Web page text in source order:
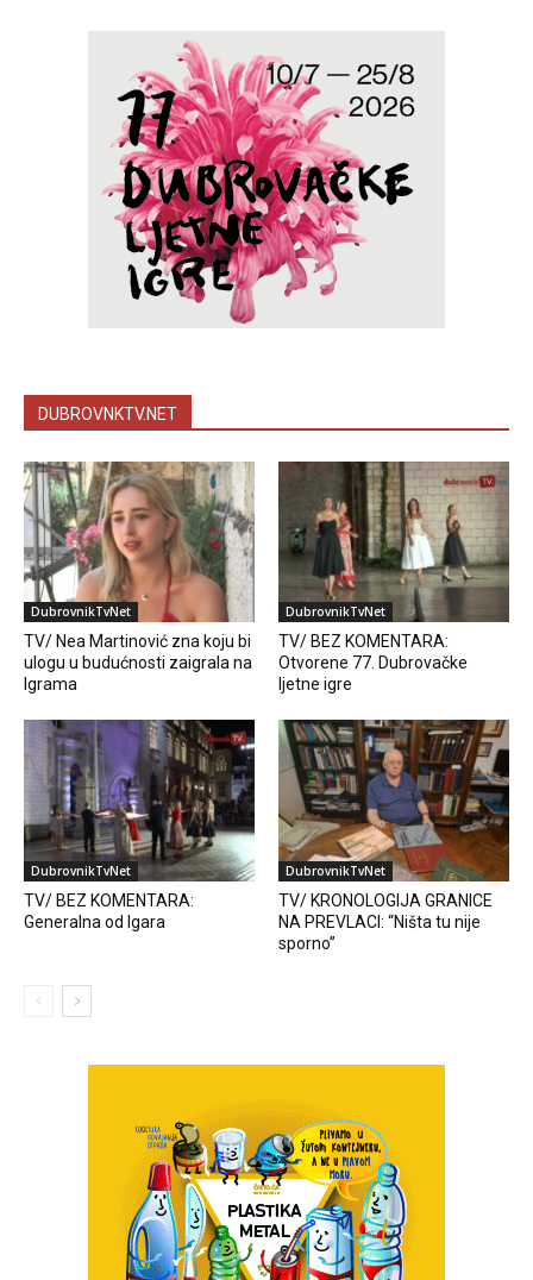
DUBROVNKTV.NET
DubrovnikTvNet
TV/ Nea Martinović zna koju bi
ulogu u budućnosti zaigrala na
Igrama
DubrovnikTvNet
TV/ BEZ KOMENTARA:
Otvorene 77. Dubrovačke
ljetne igre
DubrovnikTvNet
TV/ BEZ KOMENTARA:
Generalna od Igara
DubrovnikTvNet
TV/ KRONOLOGIJA GRANICE
NA PREVLACI: “Ništa tu nije
sporno”